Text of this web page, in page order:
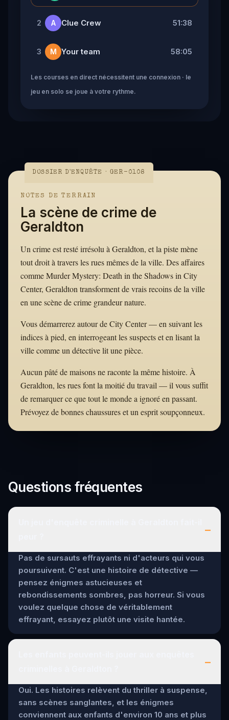
2 A Clue Crew 51:38
3 M Your team 58:05
Les courses en direct nécessitent une connexion · le
jeu en solo se joue à votre rythme.
DOSSIER D'ENQUÊTE · GER-0108
NOTES DE TERRAIN
La scène de crime de
Geraldton
Un crime est resté irrésolu à Geraldton, et la piste mène
tout droit à travers les rues mêmes de la ville. Des affaires
comme Murder Mystery: Death in the Shadows in City
Center, Geraldton transforment de vrais recoins de la ville
en une scène de crime grandeur nature.
Vous démarrerez autour de City Center — en suivant les
indices à pied, en interrogeant les suspects et en lisant la
ville comme un détective lit une pièce.
Aucun pâté de maisons ne raconte la même histoire. À
Geraldton, les rues font la moitié du travail — il vous suffit
de remarquer ce que tout le monde a ignoré en passant.
Prévoyez de bonnes chaussures et un esprit soupçonneux.
Questions fréquentes
–
Pas de sursauts effrayants ni d'acteurs qui vous
poursuivent. C'est une histoire de détective —
pensez énigmes astucieuses et
rebondissements sombres, pas horreur. Si vous
voulez quelque chose de véritablement
effrayant, essayez plutôt une visite hantée.
–
Oui. Les histoires relèvent du thriller à suspense,
sans scènes sanglantes, et les énigmes
conviennent aux enfants d'environ 10 ans et plus